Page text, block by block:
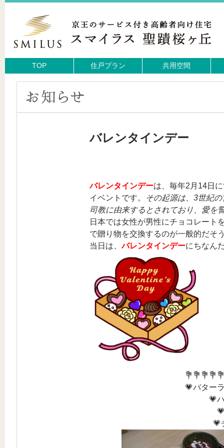
TOP 住戸プラン 共用空間
バレンタインデー
バレンタインデーは、毎年2月14日
イベントです。
その起源は、3世紀
司教に由来するとされており、愛を
日本では女性が男性にチョコレート
で贈り物を交換するのが一般的だそ
当日は、バレンタインデーにちなん
💗バター
💗
💗